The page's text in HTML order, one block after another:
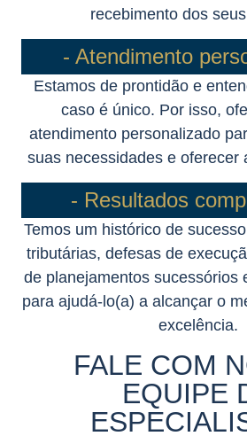
recebimento dos
- Atendimento
Estamos de prontidão e
caso é único. Por isso,
atendimento personalizado
suas necessidades e oferecer
- Resultados
Temos um histórico de
tributárias, defesas de
de planejamentos sucessórios
para ajudá-lo(a) a alcançar o
excelência.
FALE COM
EQUIPE